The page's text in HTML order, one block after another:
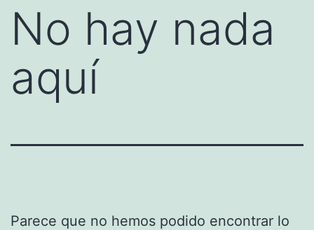
No hay nada
aquí
Parece que no hemos podido encontrar lo